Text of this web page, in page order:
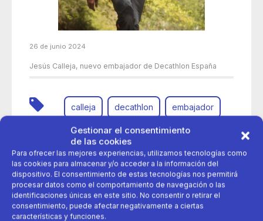
Gestionar el consentimiento
de las cookies
Para ofrecer las mejores experiencias, utilizamos tecnologías como
las cookies para almacenar y/o acceder a la información del
dispositivo. El consentimiento de estas tecnologías nos permitirá
procesar datos como el comportamiento de navegación o las
identificaciones únicas en este sitio. No consentir o retirar el
consentimiento, puede afectar negativamente a ciertas
características y funciones.
26 de junio 2024
Jesús Calleja, nuevo embajador de Decathlon España
calleja decathlon embajador
montaña quechua